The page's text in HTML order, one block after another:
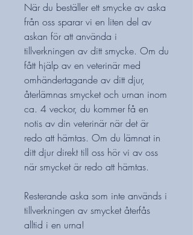
När du beställer ett smycke av aska
från oss sparar vi en liten del av
askan för att använda i
tillverkningen av ditt smycke. Om du
fått hjälp av en veterinär med
omhändertagande av ditt djur,
återlämnas smycket och urnan inom
ca. 4 veckor, du kommer få en
notis av din veterinär när det är
redo att hämtas. Om du lämnat in
ditt djur direkt till oss hör vi av oss
när smycket är redo att hämtas.
Resterande aska som inte används i
tillverkningen av smycket återfås
alltid i en urna!